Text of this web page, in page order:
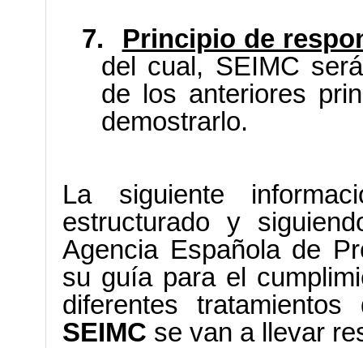
7.
Principio de
del cual, SEIMC
de los anteriores
demostrarlo.
La siguiente
estructurado y
Agencia Española de
su guía para el
diferentes
SEIMC se van a llevar